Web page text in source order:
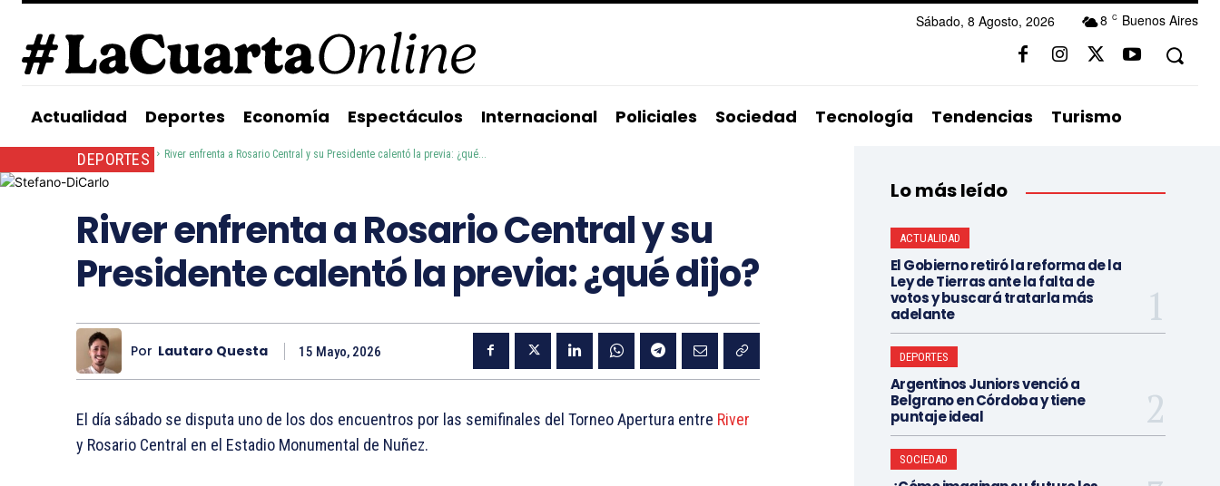
8 C Buenos Aires
Sábado, 8 Agosto, 2026
Actualidad Deportes Economía Espectáculos Internacional Policiales Sociedad Tecnología Tendencias Turismo
Inicio Deportes River enfrenta a Rosario Central y su Presidente calentó la previa: ¿qué...
DEPORTES
River enfrenta a Rosario Central y su
Presidente calentó la previa: ¿qué dijo?
Por Lautaro Questa 15 Mayo, 2026
El día sábado se disputa uno de los dos encuentros por las semifinales del Torneo Apertura entre River
y Rosario Central en el Estadio Monumental de Nuñez.
Lo más leído
ACTUALIDAD
El Gobierno retiró la reforma de la
Ley de Tierras ante la falta de
votos y buscará tratarla más
adelante
DEPORTES
Argentinos Juniors venció a
Belgrano en Córdoba y tiene
puntaje ideal
SOCIEDAD